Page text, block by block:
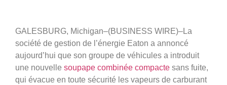
GALESBURG, Michigan–(BUSINESS WIRE)–La
société de gestion de l’énergie Eaton a annoncé
aujourd’hui que son groupe de véhicules a introduit
une nouvelle soupape combinée compacte sans fuite,
qui évacue en toute sécurité les vapeurs de carburant